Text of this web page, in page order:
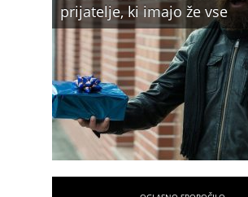
prijatelje, ki imajo že vse